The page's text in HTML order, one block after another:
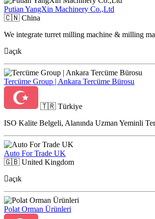
Putian YangXin Machinery Co.,Ltd
🇨🇳 China
We integrate turret milling machine & milling
açık
Tercüme Group | Ankara Tercüme Bürosu
🇹🇷 Türkiye
ISO Kalite Belgeli, Alanında Uzman Yeminli
Auto For Trade UK
🇬🇧 United Kingdom
açık
Polat Orman Ürünleri